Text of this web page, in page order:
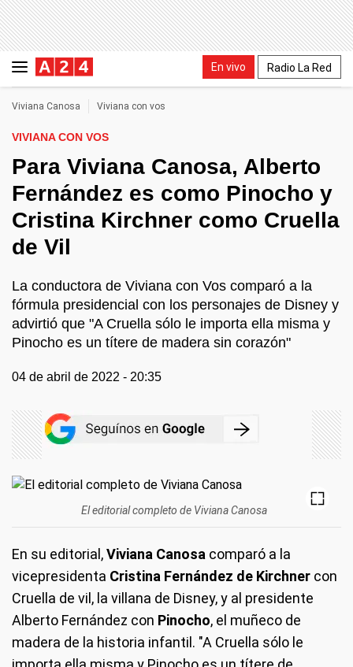
En vivo Radio La Red
Viviana Canosa Viviana con vos
VIVIANA CON VOS
Para Viviana Canosa, Alberto
Fernández es como Pinocho y
Cristina Kirchner como Cruella
de Vil
La conductora de Viviana con Vos comparó a la
fórmula presidencial con los personajes de Disney y
advirtió que "A Cruella sólo le importa ella misma y
Pinocho es un títere de madera sin corazón"
04 de abril de 2022 - 20:35
El editorial completo de Viviana Canosa
En su editorial,Viviana Canosa comparó a la
vicepresidenta Cristina Fernández de Kirchner con
Cruella de vil, la villana de Disney, y al presidente
Alberto Fernández con Pinocho, el muñeco de
madera de la historia infantil. "A Cruella sólo le